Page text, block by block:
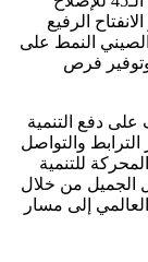
الرفيع
النمط على
وتوفير فرص
دفع التنمية
والتواصل
للتنمية
الجميل من خلال
إلى مسار